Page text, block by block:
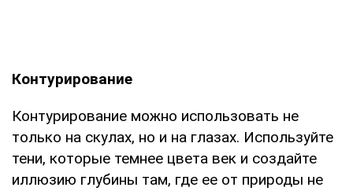
Контурирование
Контурирование можно использовать не
только на скулах, но и на глазах. Используйте
тени, которые темнее цвета век и создайте
иллюзию глубины там, где ее от природы не